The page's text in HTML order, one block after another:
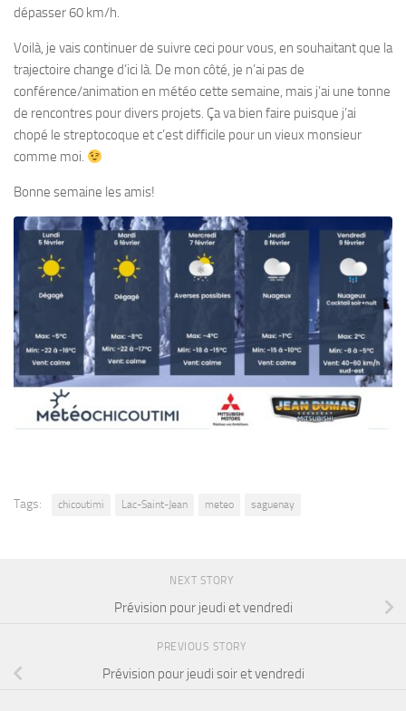
dépasser 60 km/h.
Voilà, je vais continuer de suivre ceci pour vous, en souhaitant que la
trajectoire change d’ici là. De mon côté, je n’ai pas de
conférence/animation en météo cette semaine, mais j’ai une tonne
de rencontres pour divers projets. Ça va bien faire puisque j’ai
chopé le streptocoque et c’est difficile pour un vieux monsieur
comme moi.
Bonne semaine les amis!
Tags: chicoutimi Lac-Saint-Jean meteo saguenay
NEXT STORY
Prévision pour jeudi et vendredi
PREVIOUS STORY
Prévision pour jeudi soir et vendredi